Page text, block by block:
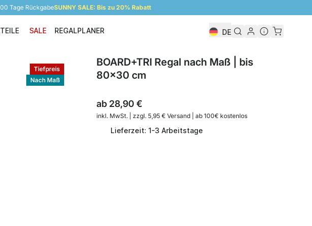
Tage RückgabeSUNNY SALE: Bis zu 20% Rabatt
Einzelteile
SALE REGALPLANER DE
Tiefpreis
Nach Maß
BOARD+TRI Regal nach Maß | bis
80x30 cm
ab 28,90 €
inkl. MwSt. | zzgl. 5,95 € Versand | ab 100€ kostenlos
Lieferzeit: 1-3 Arbeitstage